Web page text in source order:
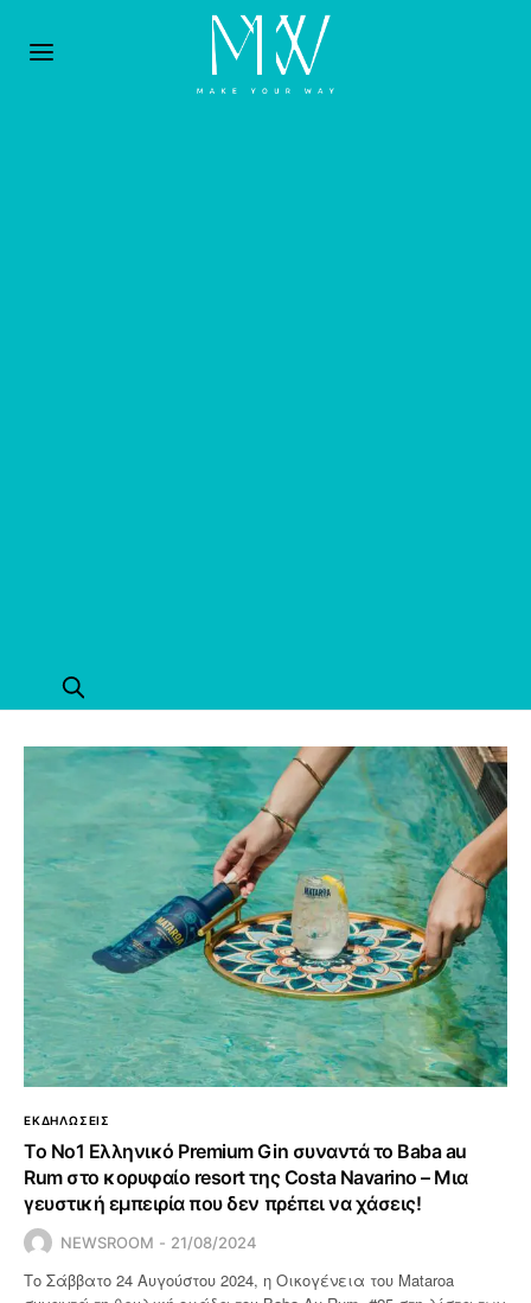
ΕΚΔΗΛΩΣΕΙΣ
Το Νο1 Ελληνικό Premium Gin συναντά το Baba au
Rum στο κορυφαίο resort της Costa Navarino – Μια
γευστική εμπειρία που δεν πρέπει να χάσεις!
NEWSROOM 21/08/2024
Το Σάββατο 24 Αυγούστου 2024, η Οικογένεια του Mataroa